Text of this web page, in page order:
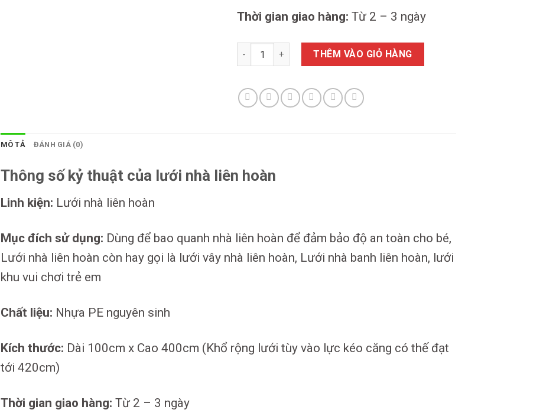
Thời gian giao hàng: Từ 2 – 3 ngày
Lưới Nhà liên hoàn số lượngTHÊM VÀO GIỎ HÀNG
MÔ TẢ ĐÁNH GIÁ (0)
Thông số kỷ thuật của lưới nhà liên hoàn
Linh kiện: Lưới nhà liên hoàn
Mục đích sử dụng: Dùng để bao quanh nhà liên hoàn để đảm bảo độ an toàn cho bé,
Lưới nhà liên hoàn còn hay gọi là lưới vây nhà liên hoàn, Lưới nhà banh liên hoàn, lưới
khu vui chơi trẻ em
Chất liệu: Nhựa PE nguyên sinh
Kích thước: Dài 100cm x Cao 400cm (Khổ rộng lưới tùy vào lực kéo căng có thế đạt
tới 420cm)
Thời gian giao hàng: Từ 2 – 3 ngày